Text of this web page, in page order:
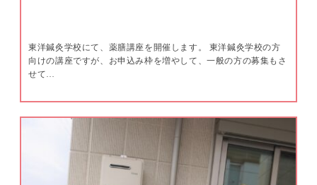
東洋鍼灸学校にて、薬膳講座を開催します。 東洋鍼灸学校の方
向けの講座ですが、お申込み枠を増やして、一般の方の募集もさ
せて…